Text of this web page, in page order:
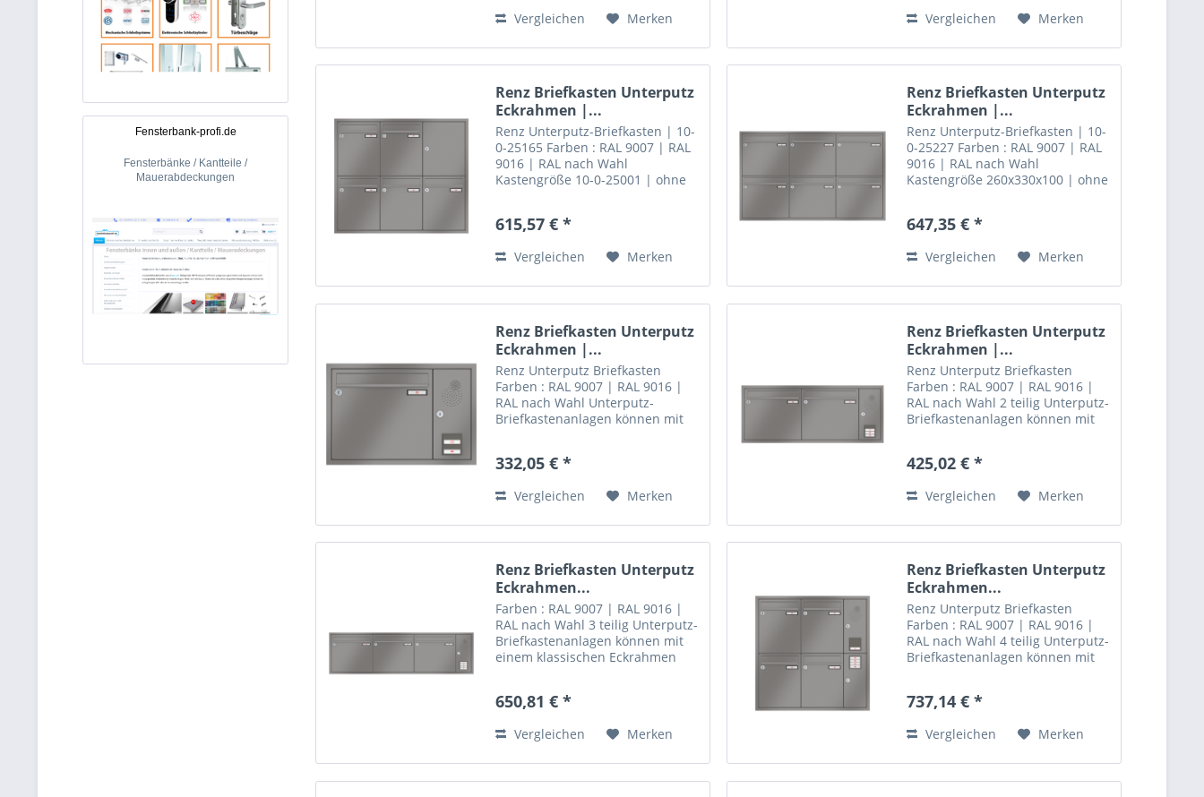
Fensterbank-profi.de
Fensterbänke / Kantteile /
Mauerabdeckungen
Vergleichen Merken Vergleichen Merken
Renz Briefkasten Unterputz
Eckrahmen |...
Renz Unterputz-Briefkasten | 10-
0-25165 Farben : RAL 9007 | RAL
9016 | RAL nach Wahl
Kastengröße 10-0-25001 | ohne
können mit einem klassischen
615,57 € *
Vergleichen Merken
Renz Briefkasten Unterputz
Eckrahmen |...
Renz Unterputz-Briefkasten | 10-
0-25227 Farben : RAL 9007 | RAL
9016 | RAL nach Wahl
Kastengröße 260x330x100 | ohne
können mit einem klassischen
647,35 € *
Vergleichen Merken
Renz Briefkasten Unterputz
Eckrahmen |...
Renz Unterputz Briefkasten
Farben : RAL 9007 | RAL 9016 |
RAL nach Wahl Unterputz-
Briefkastenanlagen können mit
werden. Der Rahmen ist auf
mm oder gegen...
332,05 € *
Vergleichen Merken
Renz Briefkasten Unterputz
Eckrahmen |...
Renz Unterputz Briefkasten
Farben : RAL 9007 | RAL 9016 |
RAL nach Wahl 2 teilig Unterputz-
Briefkastenanlagen können mit
werden. Der Rahmen ist auf
mm...
425,02 € *
Vergleichen Merken
Renz Briefkasten Unterputz
Eckrahmen...
Farben : RAL 9007 | RAL 9016 |
RAL nach Wahl 3 teilig Unterputz-
Briefkastenanlagen können mit
einem klassischen Eckrahmen
Gehrung gearbeitet und in 20
mm...
650,81 € *
Vergleichen Merken
Renz Briefkasten Unterputz
Eckrahmen...
Renz Unterputz Briefkasten
Farben : RAL 9007 | RAL 9016 |
RAL nach Wahl 4 teilig Unterputz-
Briefkastenanlagen können mit
werden. Der Rahmen ist auf
mm...
737,14 € *
Vergleichen Merken